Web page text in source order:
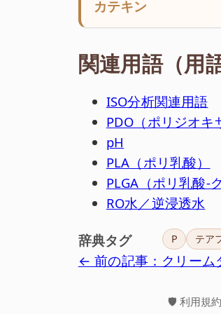
カテキン
関連用語（用
ISO分析関連用語
PDO（ポリジオキ
pH
PLA（ポリ乳酸）
PLGA（ポリ乳酸-
RO水／逆浸透水
辞典タグ P テア
← 前の記事：クリーム
🛡️ 利用規